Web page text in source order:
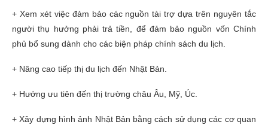
+ Xem xét việc đảm bảo các nguồn tài trợ dựa trên nguyên tắc
người thụ hưởng phải trả tiền, để đảm bảo nguồn vốn Chính
phủ bổ sung dành cho các biện pháp chính sách du lịch.
+ Nâng cao tiếp thị du lịch đến Nhật Bản.
+ Hướng ưu tiên đến thị trường châu Âu, Mỹ, Úc.
+ Xây dựng hình ảnh Nhật Bản bằng cách sử dụng các cơ quan